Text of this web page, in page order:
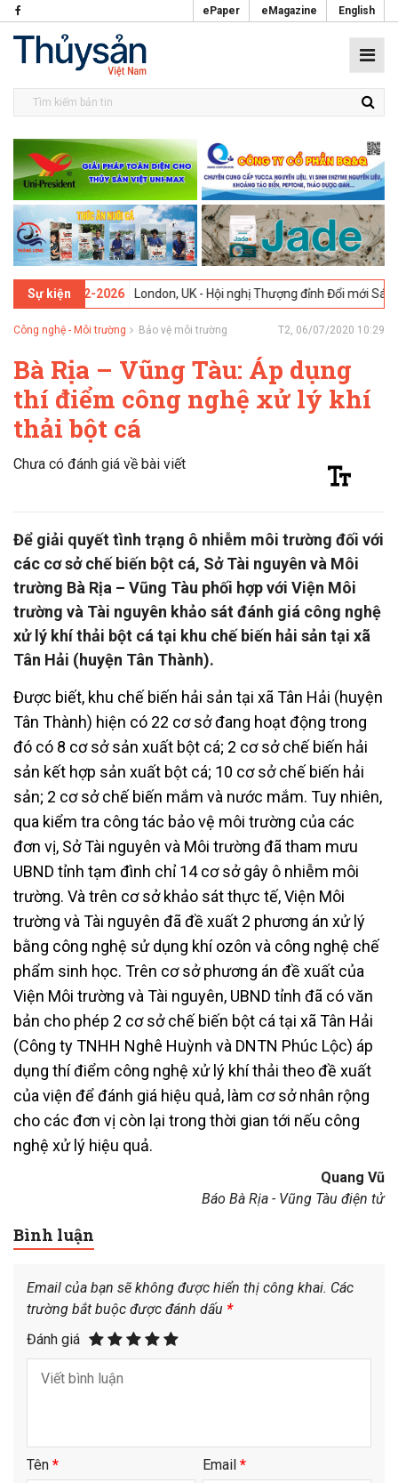
ePaper eMagazine English
Sự kiện
09-02-2026 London, UK - Hội nghị Thượng đỉnh Đổi mới Sáng tạo
Công nghệ - Môi trường Bảo vệ môi trường T2, 06/07/2020 10:29
Bà Rịa – Vũng Tàu: Áp dụng
thí điểm công nghệ xử lý khí
thải bột cá
Chưa có đánh giá về bài viết
Để giải quyết tình trạng ô nhiễm môi trường đối với
các cơ sở chế biến bột cá, Sở Tài nguyên và Môi
trường Bà Rịa – Vũng Tàu phối hợp với Viện Môi
trường và Tài nguyên khảo sát đánh giá công nghệ
xử lý khí thải bột cá tại khu chế biến hải sản tại xã
Tân Hải (huyện Tân Thành).
Được biết, khu chế biến hải sản tại xã Tân Hải (huyện
Tân Thành) hiện có 22 cơ sở đang hoạt động trong
đó có 8 cơ sở sản xuất bột cá; 2 cơ sở chế biến hải
sản kết hợp sản xuất bột cá; 10 cơ sở chế biến hải
sản; 2 cơ sở chế biến mắm và nước mắm. Tuy nhiên,
qua kiểm tra công tác bảo vệ môi trường của các
đơn vị, Sở Tài nguyên và Môi trường đã tham mưu
UBND tỉnh tạm đình chỉ 14 cơ sở gây ô nhiễm môi
trường. Và trên cơ sở khảo sát thực tế, Viện Môi
trường và Tài nguyên đã đề xuất 2 phương án xử lý
bằng công nghệ sử dụng khí ozôn và công nghệ chế
phẩm sinh học. Trên cơ sở phương án đề xuất của
Viện Môi trường và Tài nguyên, UBND tỉnh đã có văn
bản cho phép 2 cơ sở chế biến bột cá tại xã Tân Hải
(Công ty TNHH Nghê Huỳnh và DNTN Phúc Lộc) áp
dụng thí điểm công nghệ xử lý khí thải theo đề xuất
của viện để đánh giá hiệu quả, làm cơ sở nhân rộng
cho các đơn vị còn lại trong thời gian tới nếu công
nghệ xử lý hiệu quả.
Quang Vũ
Báo Bà Rịa - Vũng Tàu điện tử
Bình luận
Email của bạn sẽ không được hiển thị công khai. Các
trường bắt buộc được đánh dấu *
Đánh giá
Tên * Email *